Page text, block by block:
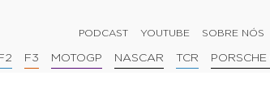
PODCAST YOUTUBE SOBRE NÓS
F2 F3 MOTOGP NASCAR TCR PORSCHE